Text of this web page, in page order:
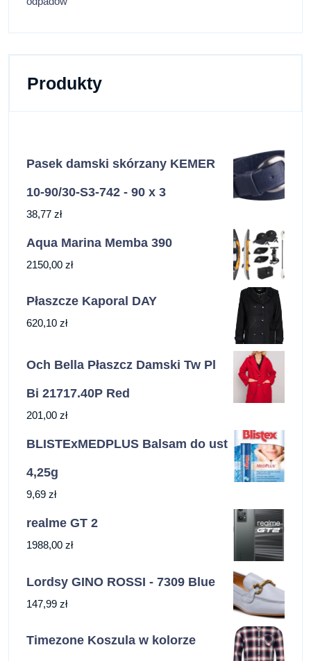
Produkty
Pasek damski skórzany KEMER
10-90/30-S3-742 - 90 x 3
38,77 zł
Aqua Marina Memba 390
2150,00 zł
Płaszcze Kaporal DAY
620,10 zł
Och Bella Płaszcz Damski Tw Pl
Bi 21717.40P Red
201,00 zł
BLISTExMEDPLUS Balsam do ust
4,25g
9,69 zł
realme GT 2
1988,00 zł
Lordsy GINO ROSSI - 7309 Blue
147,99 zł
Timezone Koszula w kolorze